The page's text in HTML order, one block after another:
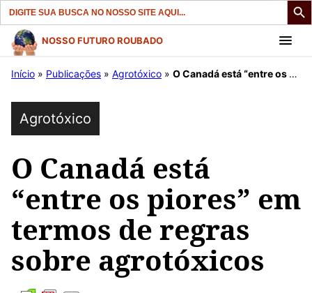
Search
for:
Pular
para
conteúdo
NOSSO FUTURO ROUBADO
Início » Publicações » Agrotóxico » O Canadá está “entre os piores” em termos de regras sobre agrotóxicos
Agrotóxico
O Canadá está
“entre os piores” em
termos de regras
sobre agrotóxicos